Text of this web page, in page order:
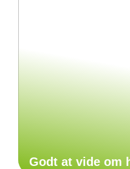
Godt at vide om